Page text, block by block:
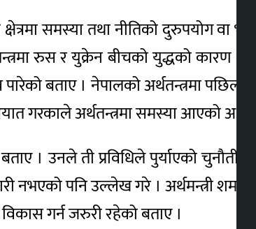
समस्या तथा नीतिको दुरुपयोग वा
रुस र युक्रेन बीचको युद्धको कारण
बताए । नेपालको अर्थतन्त्रमा पछिल्लो
गरकाले अर्थतन्त्रमा समस्या आएको
। उनले ती प्रविधिले पुर्याएको चुनौतीको
नभएको पनि उल्लेख गरे । अर्थमन्त्री
विकास गर्न जरुरी रहेको बताए ।